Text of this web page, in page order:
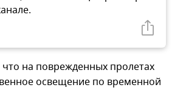
на поврежденных пролетах
освещение по временной